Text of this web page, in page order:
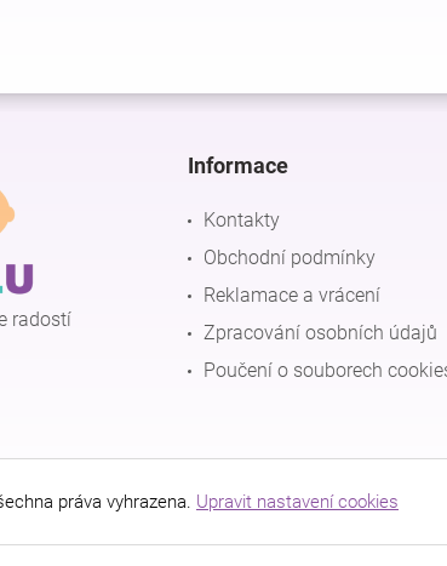
radostí
Informace
Kontakty
Obchodní podmínky
Reklamace a vrácení
Zpracování osobních údajů
Poučení o souborech
práva vyhrazena. Upravit nastavení cookies